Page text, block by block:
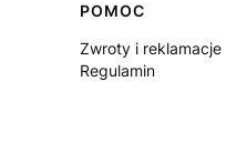
Linki w stopce
POMOC
Zwroty i reklamacje
Regulamin